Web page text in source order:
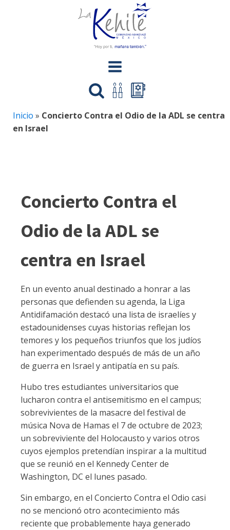
Inicio » Concierto Contra el Odio de la ADL se centra
en Israel
Concierto Contra el
Odio de la ADL se
centra en Israel
En un evento anual destinado a honrar a las
personas que defienden su agenda, la Liga
Antidifamación destacó una lista de israelíes y
estadounidenses cuyas historias reflejan los
temores y los pequeños triunfos que los judíos
han experimentado después de más de un año
de guerra en Israel y antipatía en su país.
Hubo tres estudiantes universitarios que
lucharon contra el antisemitismo en el campus;
sobrevivientes de la masacre del festival de
música Nova de Hamas el 7 de octubre de 2023;
un sobreviviente del Holocausto y varios otros
cuyos ejemplos pretendían inspirar a la multitud
que se reunió en el Kennedy Center de
Washington, DC el lunes pasado.
Sin embargo, en el Concierto Contra el Odio casi
no se mencionó otro acontecimiento más
reciente que probablemente haya generado